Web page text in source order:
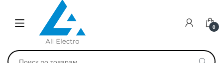
0
Искать: